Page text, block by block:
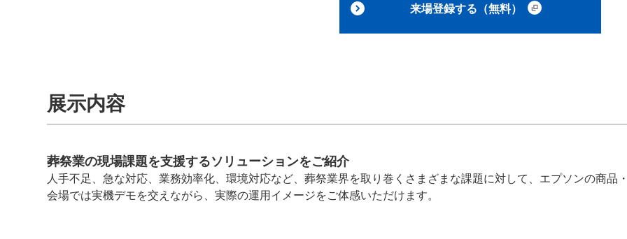
来場登録する（無料）
展示内容
葬祭業の現場課題を支援するソリューションをご紹介
人手不足、急な対応、業務効率化、環境対応など、葬祭業界を取り巻くさまざまな課題に対して、エプソンの商品
会場では実機デモを交えながら、実際の運用イメージをご体感いただけます。